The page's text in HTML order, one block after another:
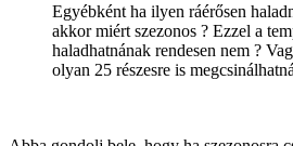
Egyébként ha ilyen ráérősen
akkor miért szezonos ? Ezzel a
haladhatnának rendesen nem ?
olyan 25 részesre is